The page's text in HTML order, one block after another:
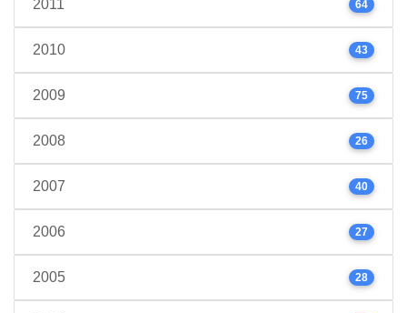
2011 64
2010 43
2009 75
2008 26
2007 40
2006 27
2005 28